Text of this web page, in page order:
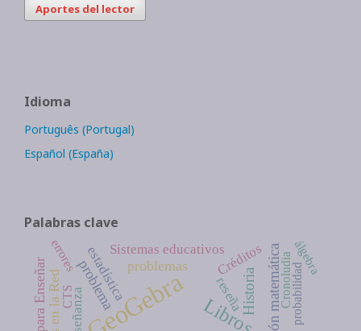
Aportes del lector
Idioma
Português (Portugal)
Español (España)
Palabras clave
GeoGebra Libros
Historia
problema problemas
estadística reseña
Créditos
enseñanza
Sistemas educativos
probabilidad
álgebra
errores Cronoludia
CTS